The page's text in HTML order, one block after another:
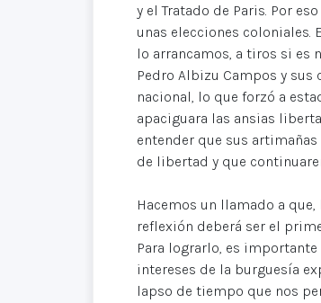
y el Tratado de Paris. Por
unas elecciones coloniales.
lo arrancamos, a tiros si es
Pedro Albizu Campos y
nacional, lo que forzó a
apaciguara las ansias
entender que sus
de libertad y que
Hacemos un llamado a
reflexión deberá ser el
Para lograrlo, es
intereses de la burguesía
lapso de tiempo que nos